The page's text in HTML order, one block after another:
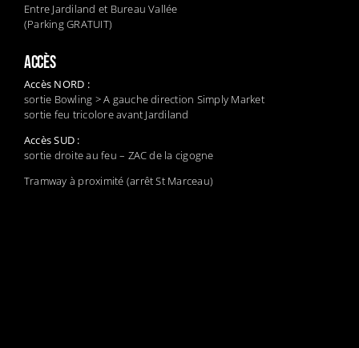
Entre Jardiland et Bureau Vallée
(Parking GRATUIT)
ACCÈS
Accès NORD :
sortie Bowling > A gauche direction Simply Market
sortie feu tricolore avant Jardiland
Accès SUD :
sortie droite au feu – ZAC de la cigogne
Tramway à proximité (arrêt St Marceau)